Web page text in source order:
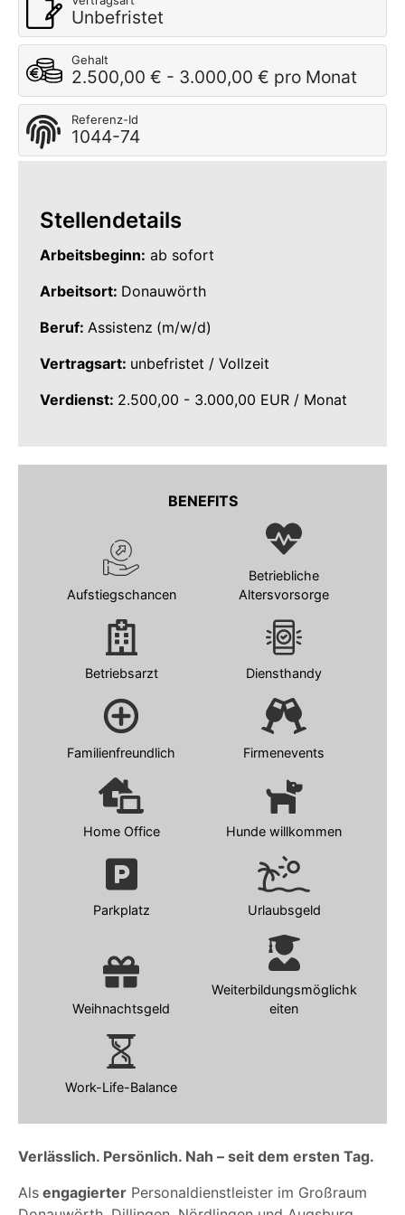
Unbefristet
Gehalt
2.500,00 € - 3.000,00 € pro Monat
Referenz-Id
1044-74
Verlässlich. Persönlich. Nah – seit dem ersten Tag.
Als engagierter Personaldienstleister im Großraum
Stellendetails
Arbeitsbeginn: ab sofort
Arbeitsort: Donauwörth
Beruf: Assistenz (m/w/d)
Vertragsart: unbefristet / Vollzeit
Verdienst: 2.500,00 - 3.000,00 EUR / Monat
BENEFITS
Aufstiegschancen
Betriebliche
Altersvorsorge
Betriebsarzt Diensthandy
Familienfreundlich Firmenevents
Home Office Hunde willkommen
Parkplatz Urlaubsgeld
Weihnachtsgeld
Weiterbildungsmöglichk
eiten
Work-Life-Balance